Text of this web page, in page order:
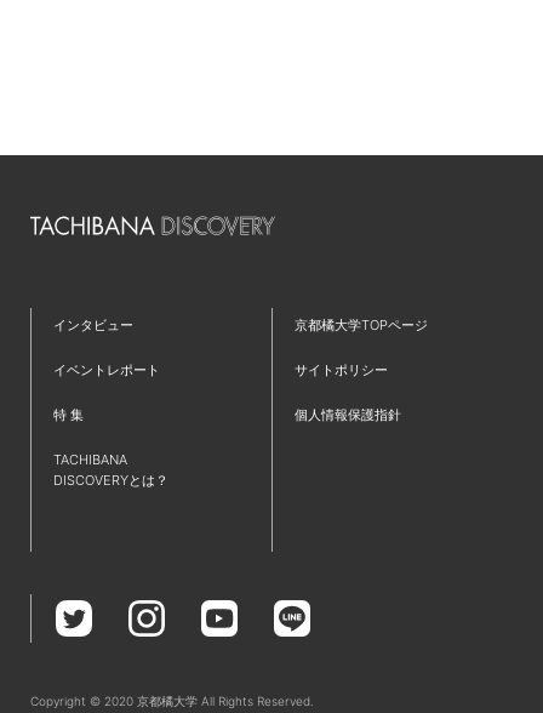
インタビュー
イベントレポート
特 集
TACHIBANA
DISCOVERYとは？
京都橘大学TOPページ
サイトポリシー
個人情報保護指針
Copyright © 2020 京都橘大学 All Rights Reserved.